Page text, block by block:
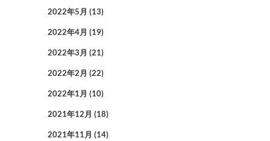
2022年5月 (13)
2022年4月 (19)
2022年3月 (21)
2022年2月 (22)
2022年1月 (10)
2021年12月 (18)
2021年11月 (14)